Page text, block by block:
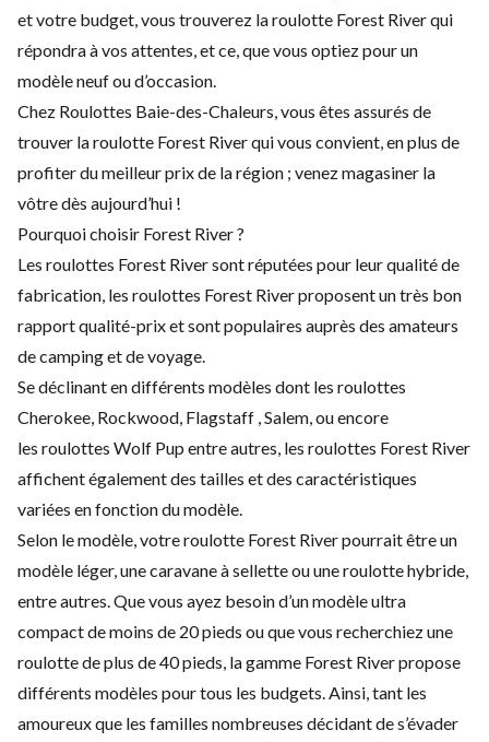
et votre budget, vous trouverez la roulotte Forest River qui
répondra à vos attentes, et ce, que vous optiez pour un
modèle neuf ou d’occasion.
Chez Roulottes Baie-des-Chaleurs, vous êtes assurés de
trouver la roulotte Forest River qui vous convient, en plus de
profiter du meilleur prix de la région ; venez magasiner la
vôtre dès aujourd’hui !
Pourquoi choisir Forest River ?
Les roulottes Forest River sont réputées pour leur qualité de
fabrication, les roulottes Forest River proposent un très bon
rapport qualité-prix et sont populaires auprès des amateurs
de camping et de voyage.
Se déclinant en différents modèles dont les roulottes
Cherokee, Rockwood, Flagstaff , Salem, ou encore
les roulottes Wolf Pup entre autres, les roulottes Forest River
affichent également des tailles et des caractéristiques
variées en fonction du modèle.
Selon le modèle, votre roulotte Forest River pourrait être un
modèle léger, une caravane à sellette ou une roulotte hybride,
entre autres. Que vous ayez besoin d’un modèle ultra
compact de moins de 20 pieds ou que vous recherchiez une
roulotte de plus de 40 pieds, la gamme Forest River propose
différents modèles pour tous les budgets. Ainsi, tant les
amoureux que les familles nombreuses décidant de s’évader